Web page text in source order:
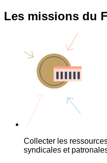
Les missions du
Collecter les
syndicales et